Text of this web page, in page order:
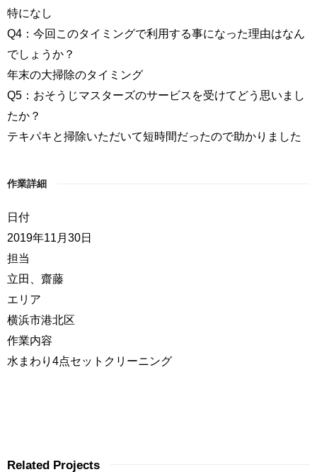
特になし
Q4：今回このタイミングで利用する事になった理由はなん
でしょうか？
年末の大掃除のタイミング
Q5：おそうじマスターズのサービスを受けてどう思いまし
たか？
テキパキと掃除いただいて短時間だったので助かりました
作業詳細
日付
2019年11月30日
担当
立田、齋藤
エリア
横浜市港北区
作業内容
水まわり4点セットクリーニング
Related Projects